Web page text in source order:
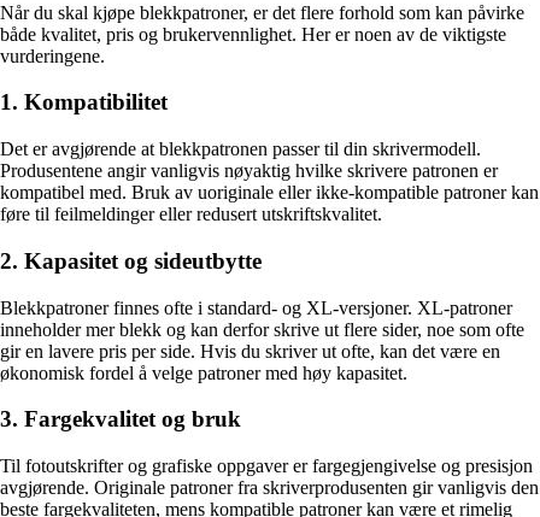
Når du skal kjøpe blekkpatroner, er det flere forhold som kan påvirke
både kvalitet, pris og brukervennlighet. Her er noen av de viktigste
vurderingene.
1. Kompatibilitet
Det er avgjørende at blekkpatronen passer til din skrivermodell.
Produsentene angir vanligvis nøyaktig hvilke skrivere patronen er
kompatibel med. Bruk av uoriginale eller ikke-kompatible patroner kan
føre til feilmeldinger eller redusert utskriftskvalitet.
2. Kapasitet og sideutbytte
Blekkpatroner finnes ofte i standard- og XL-versjoner. XL-patroner
inneholder mer blekk og kan derfor skrive ut flere sider, noe som ofte
gir en lavere pris per side. Hvis du skriver ut ofte, kan det være en
økonomisk fordel å velge patroner med høy kapasitet.
3. Fargekvalitet og bruk
Til fotoutskrifter og grafiske oppgaver er fargegjengivelse og presisjon
avgjørende. Originale patroner fra skriverprodusenten gir vanligvis den
beste fargekvaliteten, mens kompatible patroner kan være et rimelig